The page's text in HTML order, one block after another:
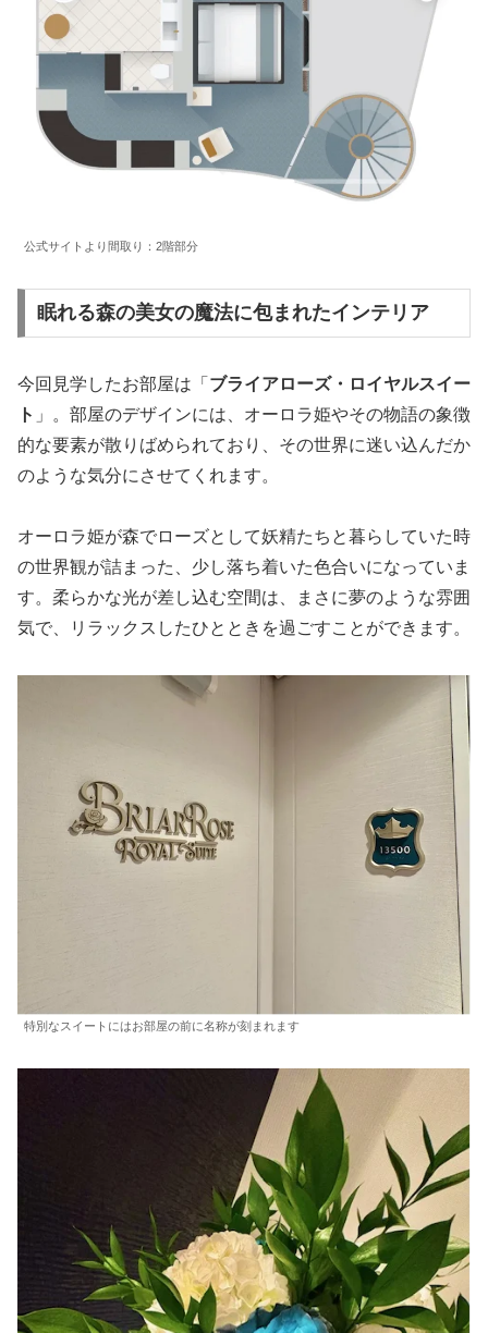
公式サイトより間取り：2階部分
眠れる森の美女の魔法に包まれたインテリア
今回見学したお部屋は「 ブライアローズ・ロイヤルスイー
ト 」。部屋のデザインには、オーロラ姫やその物語の象徴
的な要素が散りばめられており、その世界に迷い込んだか
のような気分にさせてくれます。
オーロラ姫が森でローズとして妖精たちと暮らしていた時
の世界観が詰まった、少し落ち着いた色合いになっていま
す。柔らかな光が差し込む空間は、まさに夢のような雰囲
気で、リラックスしたひとときを過ごすことができます。
特別なスイートにはお部屋の前に名称が刻まれます